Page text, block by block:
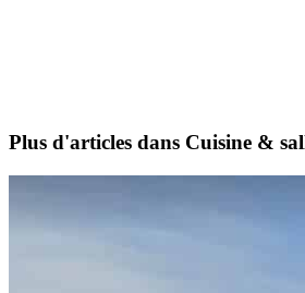
Plus d'articles dans Cuisine &